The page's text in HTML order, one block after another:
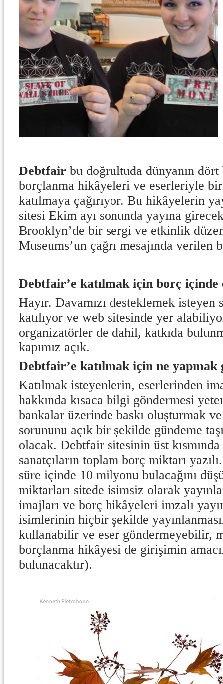
Debtfair bu doğrultuda dünyanın dört
borçlanma hikâyeleri ve eserleriyle
katılmaya çağırıyor. Bu hikâyelerin
sitesi Ekim ayı sonunda yayına
Brooklyn’de bir sergi ve etkinlik
Museums’un çağrı mesajında verilen
Debtfair’e katılmak için borç içinde
Hayır. Davamızı desteklemek isteyen
katılıyor ve web sitesinde yer
organizatörler de dahil, katkıda
kapımız açık.
Debtfair’e katılmak için ne yapmak
Katılmak isteyenlerin, eserlerinden
hakkında kısaca bilgi göndermesi
bankalar üzerinde baskı oluşturmak
sorununu açık bir şekilde gündeme
olacak. Debtfair sitesinin üst
sanatçıların toplam borç miktarı
süre içinde 10 milyonu bulacağını
miktarları sitede isimsiz olarak
imajları ve borç hikâyeleri imzalı
isimlerinin hiçbir şekilde
kullanabilir ve eser göndermeyebilir,
borçlanma hikâyesi de girişimin
bulunacaktır).